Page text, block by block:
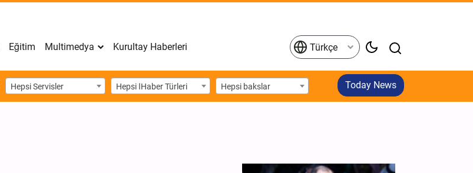
Eğitim Multimedya Kurultay Haberleri Türkçe
Hepsi Servisler Hepsi اHaber Türleri Hepsi bakslar Today News